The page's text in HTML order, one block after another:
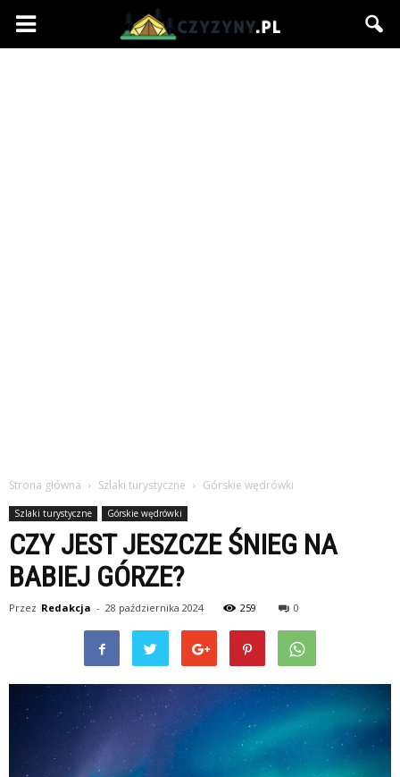
Czyzyny.pl
Strona główna Szlaki turystyczne Górskie wędrówki
Szlaki turystyczne Górskie wędrówki
CZY JEST JESZCZE ŚNIEG NA
BABIEJ GÓRZE?
Przez Redakcja - 28 października 2024 259 0